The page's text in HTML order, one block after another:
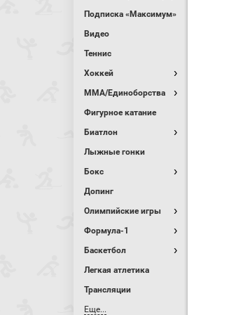
Подписка «Максимум»
Видео
Теннис
Хоккей
MMA/Единоборства
Фигурное катание
Биатлон
Лыжные гонки
Бокс
Допинг
Олимпийские игры
Формула-1
Баскетбол
Легкая атлетика
Трансляции
Еще...